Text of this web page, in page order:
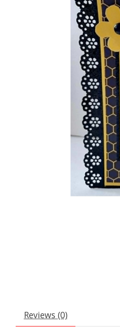
Reviews (0)